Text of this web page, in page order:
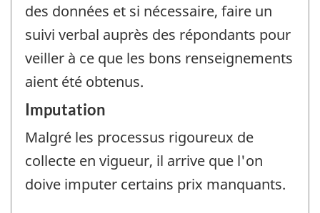
des données et si nécessaire, faire un
suivi verbal auprès des répondants pour
veiller à ce que les bons renseignements
aient été obtenus.
Imputation
Malgré les processus rigoureux de
collecte en vigueur, il arrive que l'on
doive imputer certains prix manquants.